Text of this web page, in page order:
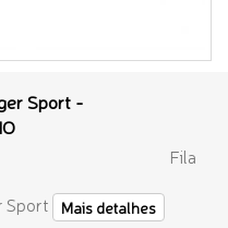
Sport -
Fila
Sport
Mais detalhes